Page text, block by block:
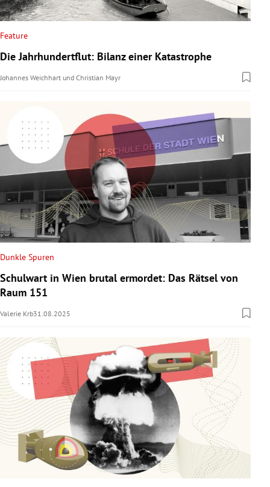
Feature
Die Jahrhundertflut: Bilanz einer Katastrophe
Johannes Weichhart und Christian Mayr
Dunkle Spuren
Schulwart in Wien brutal ermordet: Das Rätsel von
Raum 151
Valerie Krb31.08.2025